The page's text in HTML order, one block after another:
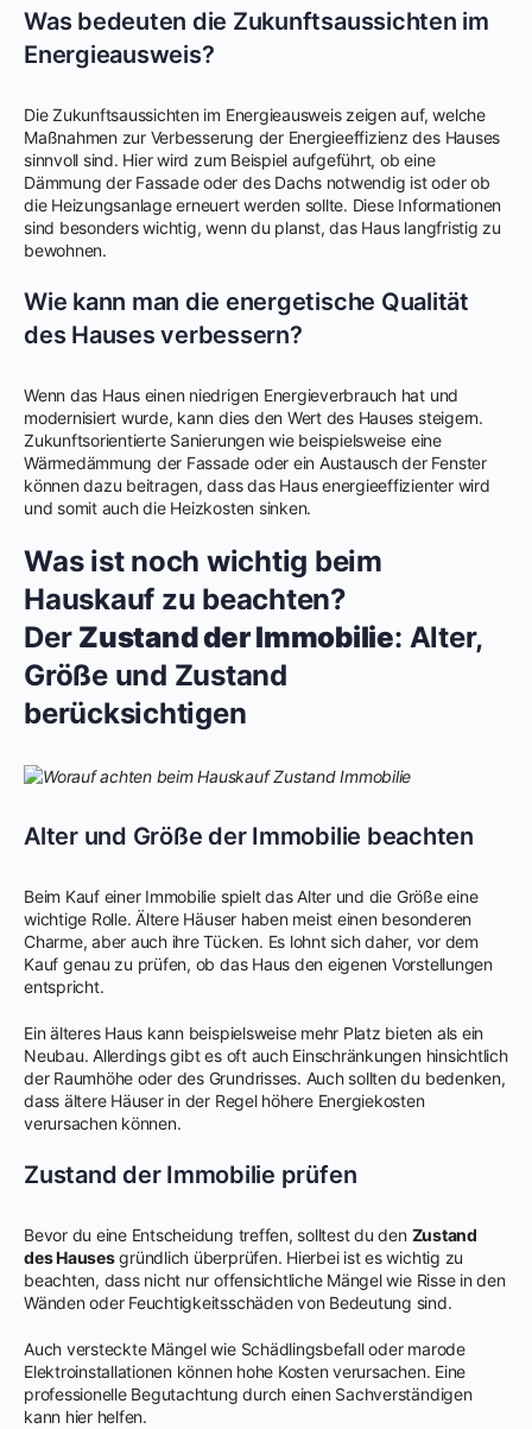
Was bedeuten die Zukunftsaussichten im
Energieausweis?
Die Zukunftsaussichten im Energieausweis zeigen auf, welche
Maßnahmen zur Verbesserung der Energieeffizienz des Hauses
sinnvoll sind. Hier wird zum Beispiel aufgeführt, ob eine
Dämmung der Fassade oder des Dachs notwendig ist oder ob
die Heizungsanlage erneuert werden sollte. Diese Informationen
sind besonders wichtig, wenn du planst, das Haus langfristig zu
bewohnen.
Wie kann man die energetische Qualität
des Hauses verbessern?
Wenn das Haus einen niedrigen Energieverbrauch hat und
modernisiert wurde, kann dies den Wert des Hauses steigern.
Zukunftsorientierte Sanierungen wie beispielsweise eine
Wärmedämmung der Fassade oder ein Austausch der Fenster
können dazu beitragen, dass das Haus energieeffizienter wird
und somit auch die Heizkosten sinken.
Was ist noch wichtig beim
Hauskauf zu beachten?
Der Zustand der Immobilie: Alter,
Größe und Zustand
berücksichtigen
Alter und Größe der Immobilie beachten
Beim Kauf einer Immobilie spielt das Alter und die Größe eine
wichtige Rolle. Ältere Häuser haben meist einen besonderen
Charme, aber auch ihre Tücken. Es lohnt sich daher, vor dem
Kauf genau zu prüfen, ob das Haus den eigenen Vorstellungen
entspricht.
Ein älteres Haus kann beispielsweise mehr Platz bieten als ein
Neubau. Allerdings gibt es oft auch Einschränkungen hinsichtlich
der Raumhöhe oder des Grundrisses. Auch sollten du bedenken,
dass ältere Häuser in der Regel höhere Energiekosten
verursachen können.
Zustand der Immobilie prüfen
Bevor du eine Entscheidung treffen, solltest du den Zustand
des Hausesgründlich überprüfen. Hierbei ist es wichtig zu
beachten, dass nicht nur offensichtliche Mängel wie Risse in den
Wänden oder Feuchtigkeitsschäden von Bedeutung sind.
Auch versteckte Mängel wie Schädlingsbefall oder marode
Elektroinstallationen können hohe Kosten verursachen. Eine
professionelle Begutachtung durch einen Sachverständigen
kann hier helfen.